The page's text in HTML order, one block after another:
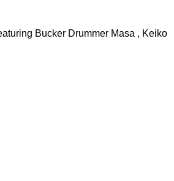
Bucker Drummer Masa , Keiko